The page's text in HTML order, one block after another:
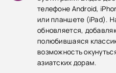
телефоне Android,
или планшете (iPad).
обновляется,
полюбившаяся
возможность
азиатских дорам.